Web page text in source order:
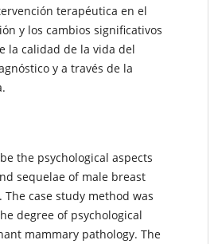
terapéutica en el
y los cambios significativos
la calidad de la vida del
y a través de la
the psychological aspects
sequelae of male breast
case study method was
degree of psychological
mammary pathology. The